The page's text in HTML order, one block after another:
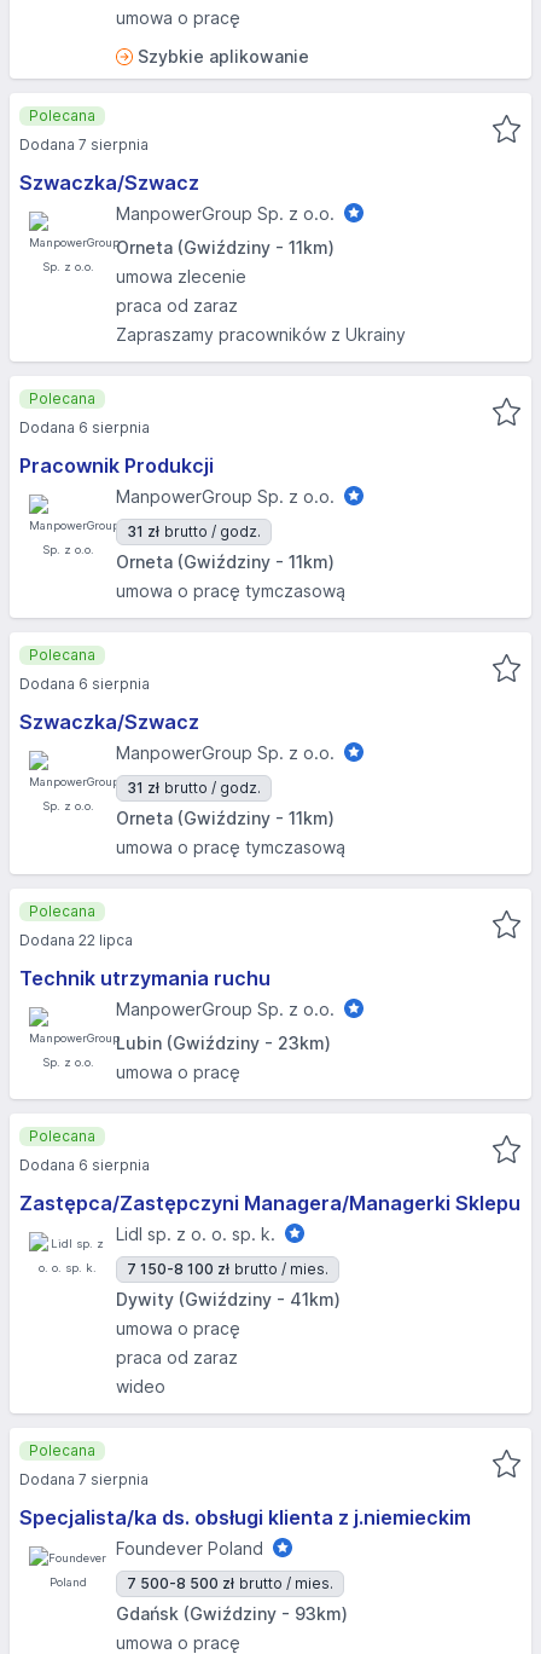
umowa o pracę
Szybkie aplikowanie
Szwaczka/Szwacz
ManpowerGroup Sp. z o.o.
Orneta (Gwiździny - 11km)
umowa zlecenie
praca od zaraz
Zapraszamy pracowników z Ukrainy
Polecana
Dodana 7 sierpnia
Pracownik Produkcji
ManpowerGroup Sp. z o.o.
31 zł brutto / godz.
Orneta (Gwiździny - 11km)
umowa o pracę tymczasową
Polecana
Dodana 6 sierpnia
Szwaczka/Szwacz
ManpowerGroup Sp. z o.o.
31 zł brutto / godz.
Orneta (Gwiździny - 11km)
umowa o pracę tymczasową
Polecana
Dodana 6 sierpnia
Technik utrzymania ruchu
ManpowerGroup Sp. z o.o.
Lubin (Gwiździny - 23km)
umowa o pracę
Polecana
Dodana 22 lipca
Zastępca/Zastępczyni Managera/Managerki Sklepu
Lidl sp. z o. o. sp. k.
7 150-8 100 zł brutto / mies.
Dywity (Gwiździny - 41km)
umowa o pracę
praca od zaraz
wideo
Polecana
Dodana 6 sierpnia
Specjalista/ka ds. obsługi klienta z j.niemieckim
Foundever Poland
7 500-8 500 zł brutto / mies.
Gdańsk (Gwiździny - 93km)
umowa o pracę
Polecana
Dodana 7 sierpnia